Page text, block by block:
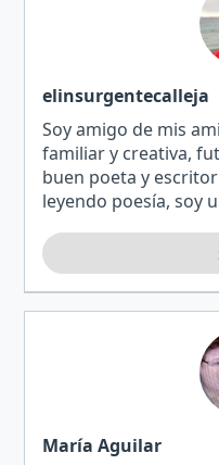
elinsurgentecalleja
Soy amigo de mis
familiar y creativa,
buen poeta y
leyendo poesía, soy
María Aguilar